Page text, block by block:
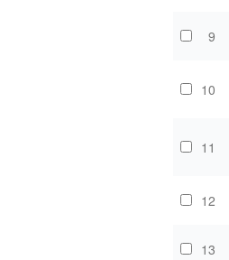
9
10
11
12
13